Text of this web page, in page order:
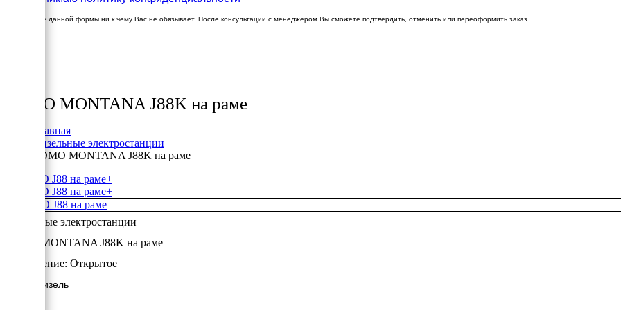
Заполнение данной формы ни к чему Вас не обязывает. После консультации с менеджером Вы сможете подтвердить, отменить или переоформить заказ.
SDMO MONTANA J88K на раме
Главная
Дизельные электростанции
SDMO MONTANA J88K на раме
+
+
Дизельные электростанции
SDMO MONTANA J88K на раме
Исполнение: Открытое
64 кВт/Дизель